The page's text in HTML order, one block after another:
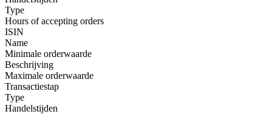
Type
Hours of accepting orders
ISIN
Name
Minimale orderwaarde
Beschrijving
Maximale orderwaarde
Transactiestap
Type
Handelstijden